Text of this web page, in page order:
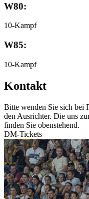
W80:
10-Kampf
W85:
10-Kampf
Kontakt
Bitte wenden Sie sich bei
den Ausrichter. Die uns
finden Sie obenstehend.
DM-Tickets